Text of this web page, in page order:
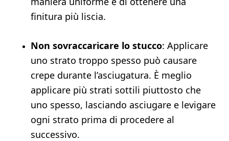
finitura più liscia.
Non sovraccaricare lo stucco: Applicare
uno strato troppo spesso può causare
crepe durante l’asciugatura. È meglio
applicare più strati sottili piuttosto che
uno spesso, lasciando asciugare e levigare
ogni strato prima di procedere al
successivo.